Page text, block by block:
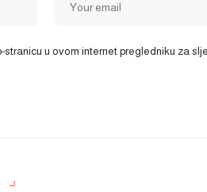
stranicu u ovom internet pregledniku za